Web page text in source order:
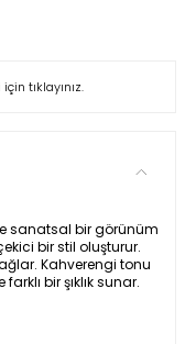
tıklayınız.
sanatsal bir görünüm
bir stil oluşturur.
Kahverengi tonu
bir şıklık sunar.